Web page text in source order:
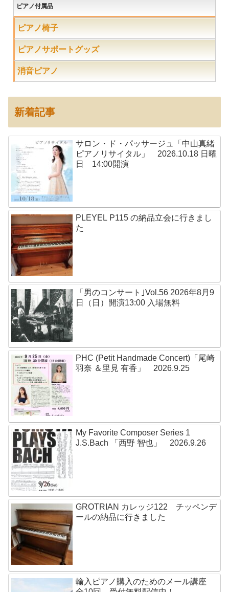
ピアノ付属品
ピアノ椅子
ピアノサポートグッズ
消音ピアノ
新着記事
サロン・ド・パッサージュ「中山真緒
ピアノリサイタル」 2026.10.18 日曜
日 14:00開演
PLEYEL P115 の納品立会に行きまし
た
「男のコンサート｣Vol.56 2026年8月9
日（日）開演13:00 入場無料
PHC (Petit Handmade Concert)「尾崎
羽奈 ＆里見 有香」 2026.9.25
My Favorite Composer Series 1
J.S.Bach 「西野 智也」 2026.9.26
GROTRIAN カレッジ122 チッペンデ
ールの納品に行きました
輸入ピアノ購入のためのメール講座